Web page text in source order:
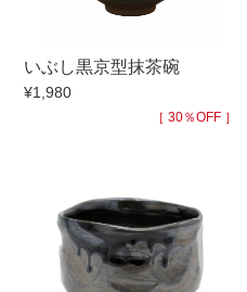
いぶし黒京型抹茶碗
¥1,980
［ 30％OFF ］